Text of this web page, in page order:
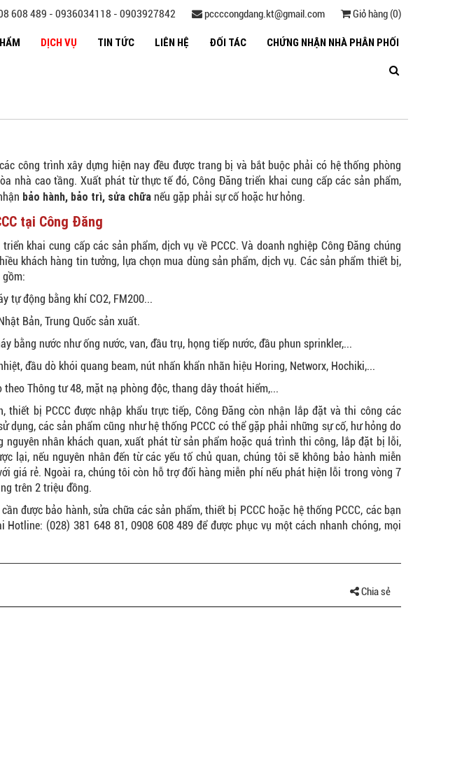
608 489 - 0936034118 - 0903927842 pccccongdang.kt@gmail.com Giỏ hàng (0)
DỊCH VỤ TIN TỨC LIÊN HỆ ĐỐI TÁC CHỨNG NHẬN NHÀ PHÂN PHỐI
công trình xây dựng hiện nay đều được trang bị và bắt buộc phải có hệ thống phòng
nhà cao tầng. Xuất phát từ thực tế đó, Công Đăng triển khai cung cấp các sản phẩm,
bảo hành, bảo trì, sửa chữa nếu gặp phải sự cố hoặc hư hỏng.
tại Công Đăng
khai cung cấp các sản phẩm, dịch vụ về PCCC. Và doanh nghiệp Công Đăng chúng
khách hàng tin tưởng, lựa chọn mua dùng sản phẩm, dịch vụ. Các sản phẩm thiết bị,
gồm:
tự động bằng khí CO2, FM200...
Bản, Trung Quốc sản xuất.
bằng nước như ống nước, van, đầu trụ, họng tiếp nước, đầu phun sprinkler,...
đầu dò khói quang beam, nút nhấn khẩn nhãn hiệu Horing, Networx, Hochiki,...
Thông tư 48, mặt nạ phòng độc, thang dây thoát hiểm,...
thiết bị PCCC được nhập khẩu trực tiếp, Công Đăng còn nhận lắp đặt và thi công các
dụng, các sản phẩm cũng như hệ thống PCCC có thể gặp phải những sự cố, hư hỏng do
nguyên nhân khách quan, xuất phát từ sản phẩm hoặc quá trình thi công, lắp đặt bị lỗi,
lại, nếu nguyên nhân đến từ các yếu tố chủ quan, chúng tôi sẽ không bảo hành miễn
giá rẻ. Ngoài ra, chúng tôi còn hỗ trợ đổi hàng miễn phí nếu phát hiện lỗi trong vòng 7
trên 2 triệu đồng.
được bảo hành, sửa chữa các sản phẩm, thiết bị PCCC hoặc hệ thống PCCC, các bạn
Hotline: (028) 381 648 81, 0908 608 489 để được phục vụ một cách nhanh chóng, mọi
Chia sẻ